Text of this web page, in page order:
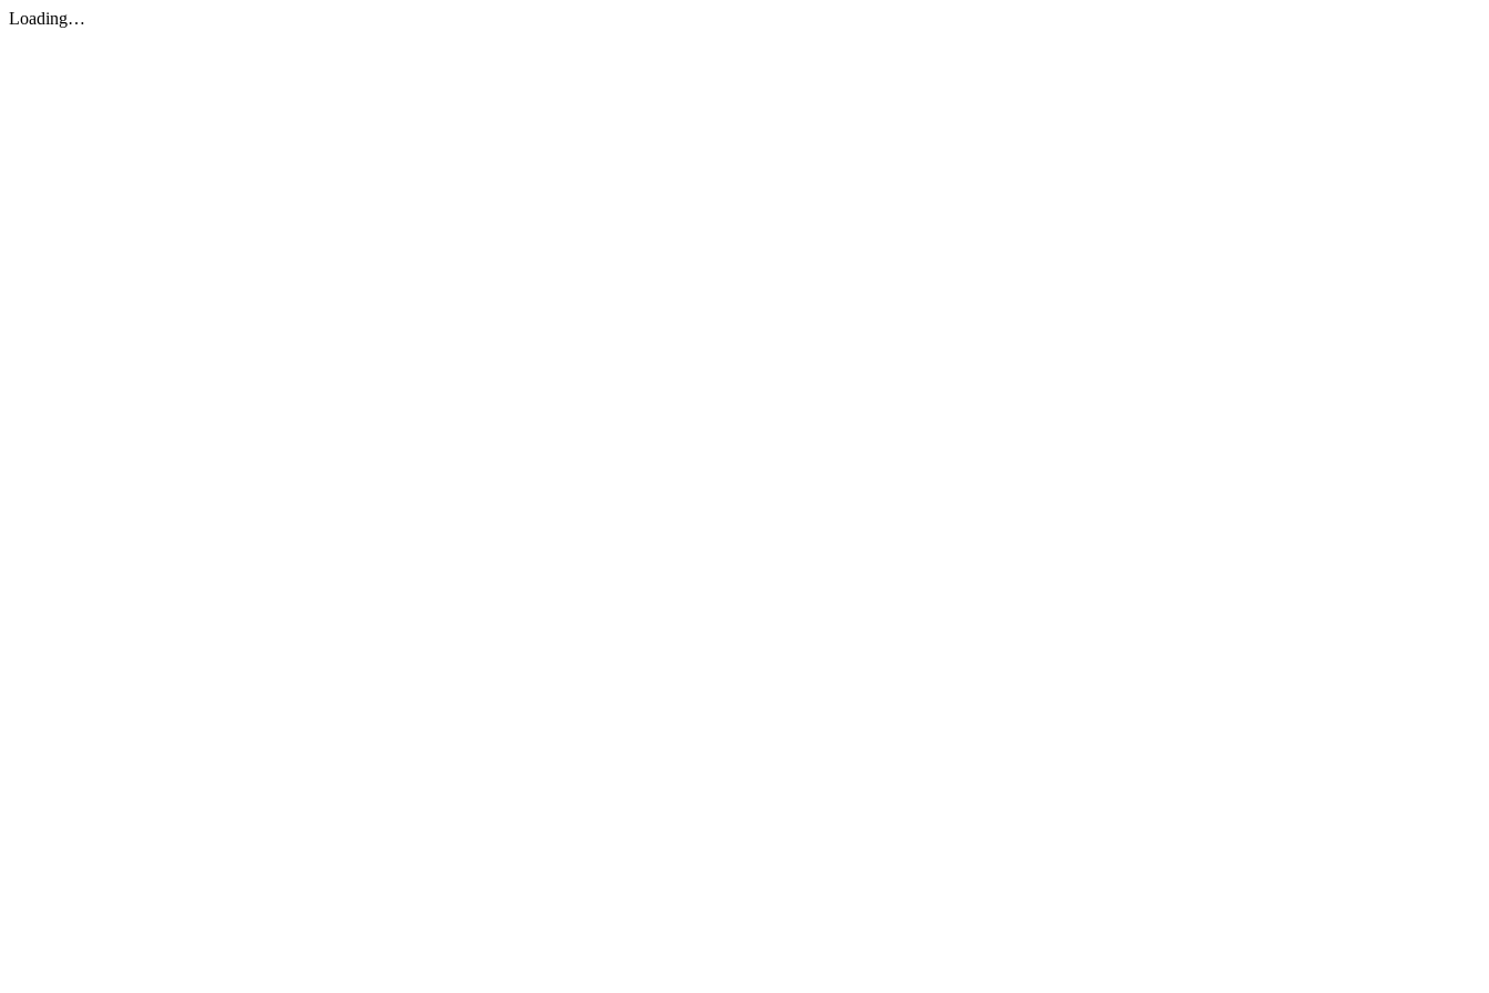
Loading…